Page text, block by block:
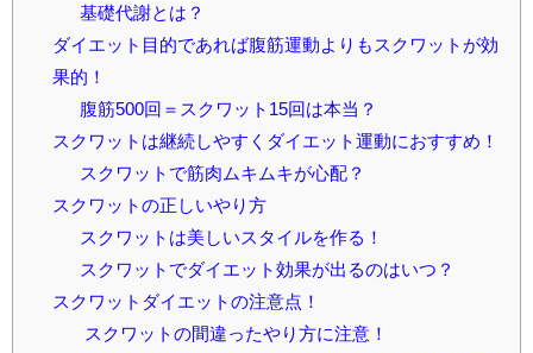
基礎代謝とは？
ダイエット目的であれば腹筋運動よりもスクワットが効
果的！
腹筋500回＝スクワット15回は本当？
スクワットは継続しやすくダイエット運動におすすめ！
スクワットで筋肉ムキムキが心配？
スクワットの正しいやり方
スクワットは美しいスタイルを作る！
スクワットでダイエット効果が出るのはいつ？
スクワットダイエットの注意点！
スクワットの間違ったやり方に注意！